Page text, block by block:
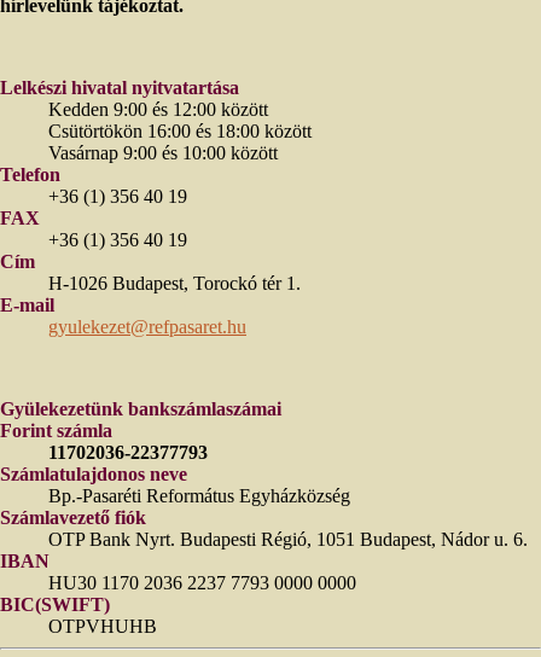
hírlevelünk tájékoztat.
Lelkészi hivatal nyitvatartása
Kedden 9:00 és 12:00 között
Csütörtökön 16:00 és 18:00 között
Vasárnap 9:00 és 10:00 között
Telefon
+36 (1) 356 40 19
FAX
+36 (1) 356 40 19
Cím
H-1026 Budapest, Torockó tér 1.
E-mail
gyulekezet@refpasaret.hu
Gyülekezetünk bankszámlaszámai
Forint számla
11702036-22377793
Számlatulajdonos neve
Bp.-Pasaréti Református Egyházközség
Számlavezető fiók
OTP Bank Nyrt. Budapesti Régió, 1051 Budapest, Nádor u. 6.
IBAN
HU30 1170 2036 2237 7793 0000 0000
BIC(SWIFT)
OTPVHUHB